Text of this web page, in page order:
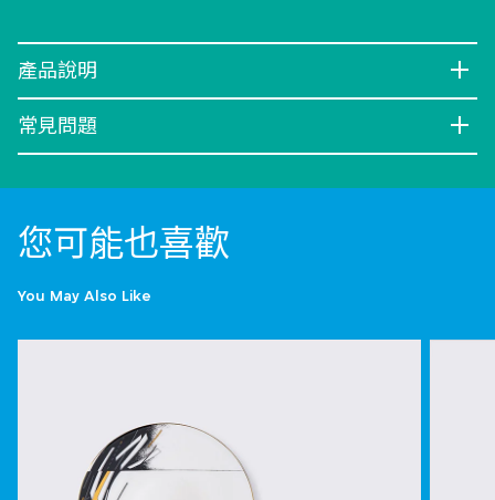
產品說明
常見問題
您可能也喜歡
You May Also Like